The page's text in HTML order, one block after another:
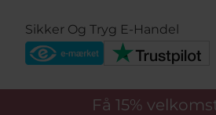
Sikker Og Tryg E-Handel
Få 15%